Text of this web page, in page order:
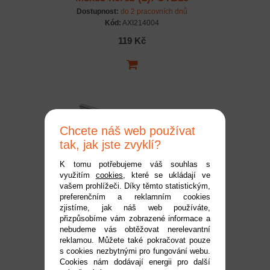
Capra
Dostupnost: do 2 pracovních dnů
Kód: AXI214004
119 Kč
Axial závěs nápravy
M3x68.5 nerez (2):
UTB18 Capra
Dostupnost:
do 2 pracovních dnů
Kód:AXI214003
89 Kč
Chcete náš web používat
tak, jak jste zvyklí?
K tomu potřebujeme váš souhlas s
využitím cookies, které se ukládají ve
vašem prohlížeči. Díky těmto statistickým,
preferenčním a reklamním cookies
zjistíme, jak náš web používáte,
přizpůsobíme vám zobrazené informace a
nebudeme vás obtěžovat nerelevantní
reklamou. Můžete také pokračovat pouze
s cookies nezbytnými pro fungování webu.
Cookies nám dodávají energii pro další